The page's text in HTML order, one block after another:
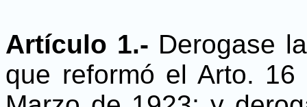
Artículo 1.- Derogase
que reformó el Arto.